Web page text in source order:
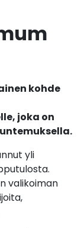
kohde
joka on
yli
valikoiman